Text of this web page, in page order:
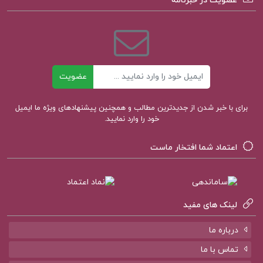
دانلود کتاب انگیزش و هیجان جان مارشال ریو PDF
دانلود رایگان انگیزش و هیجان جان مارشال ریو
دانلود پی دی اف کتاب انگیزش و هیجان
دانلود pdf تمامی کتاب های جان مارشال ریو
دانلود PDF کتاب انگیزش و هیجان جان مارشال ریو
کتاب پیشنهادی پروژه کده
کتاب مقدمه ای در اسلام شناسی علی میر فطروس
عضویت
برای با خبر شدن از جدیدترین مطالب و همچنین پیشنهادهای ویژه ما ایمیل
خود را وارد نمایید.
اعتماد شما افتخار ماست
لینک های مفید
درباره ما
تماس با ما